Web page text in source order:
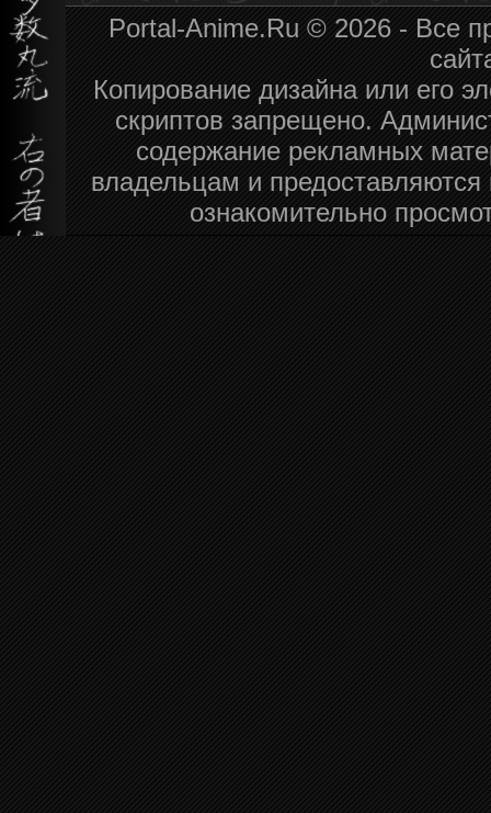
Portal-Anime.Ru © 2026 - Все
Копирование дизайна или его
скриптов запрещено.
содержание рекламных
владельцам и
ознакомительно